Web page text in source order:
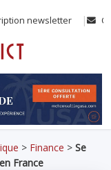
newsletter
> Finance >Se
France